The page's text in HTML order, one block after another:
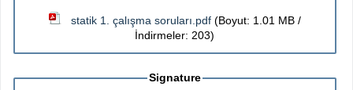
statik 1. çalışma soruları.pdf(Boyut: 1.01 MB /
İndirmeler: 203)
Signature